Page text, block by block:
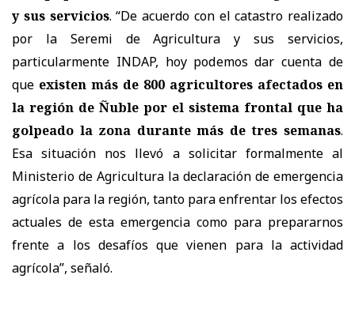
y sus servicios. “De acuerdo con el catastro realizado
por la Seremi de Agricultura y sus servicios,
particularmente INDAP, hoy podemos dar cuenta de
que existen más de 800 agricultores afectados en
la región de Ñuble por el sistema frontal que ha
golpeado la zona durante más de tres semanas.
Esa situación nos llevó a solicitar formalmente al
Ministerio de Agricultura la declaración de emergencia
agrícola para la región, tanto para enfrentar los efectos
actuales de esta emergencia como para prepararnos
frente a los desafíos que vienen para la actividad
agrícola”, señaló.